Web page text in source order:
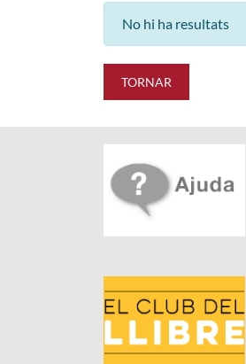
No hi ha resultats
TORNAR